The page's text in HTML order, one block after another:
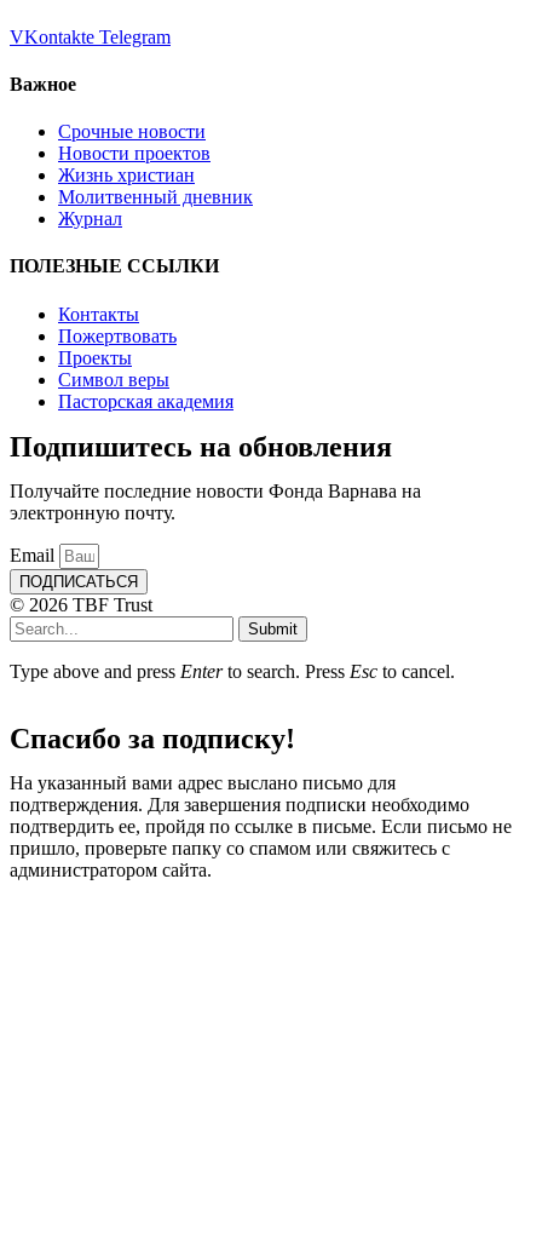
VKontakte Telegram
Важное
Срочные новости
Новости проектов
Жизнь христиан
Молитвенный дневник
Журнал
ПОЛЕЗНЫЕ ССЫЛКИ
Контакты
Пожертвовать
Проекты
Символ веры
Пасторская академия
Подпишитесь на обновления
Получайте последние новости Фонда Варнава на
электронную почту.
Email
ПОДПИСАТЬСЯ
© 2026 TBF Trust
Submit
Type above and press Enterto search. Press Esc to cancel.
Спасибо за подписку!
На указанный вами адрес выслано письмо для
подтверждения. Для завершения подписки необходимо
подтвердить ее, пройдя по ссылке в письме. Если письмо не
пришло, проверьте папку со спамом или свяжитесь с
администратором сайта.